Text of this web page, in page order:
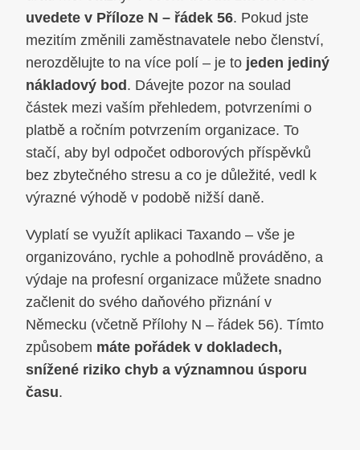
uvedete v Příloze N – řádek 56. Pokud jste
mezitím změnili zaměstnavatele nebo členství,
nerozdělujte to na více polí – je to jeden jediný
nákladový bod. Dávejte pozor na soulad
částek mezi vaším přehledem, potvrzeními o
platbě a ročním potvrzením organizace. To
stačí, aby byl odpočet odborových příspěvků
bez zbytečného stresu a co je důležité, vedl k
výrazné výhodě v podobě nižší daně.
Vyplatí se využít aplikaci Taxando – vše je
organizováno, rychle a pohodlně prováděno, a
výdaje na profesní organizace můžete snadno
začlenit do svého daňového přiznání v
Německu (včetně Přílohy N – řádek 56). Tímto
způsobem máte pořádek v dokladech,
snížené riziko chyb a významnou úsporu
času.